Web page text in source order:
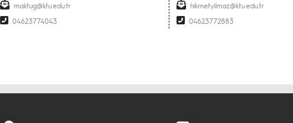
maktug@ktu.edu.tr
04623774043
hikmetyilmaz@ktu.edu.tr
04623772883